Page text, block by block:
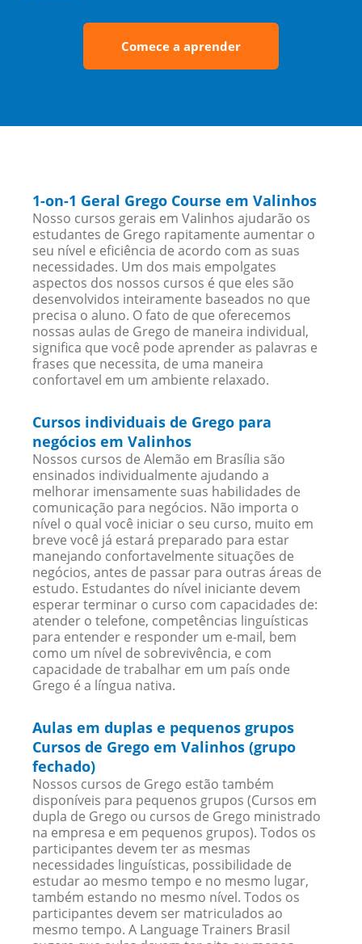
Comece a aprender
1-on-1 Geral Grego Course em Valinhos
Nosso cursos gerais em Valinhos ajudarão os
estudantes de Grego rapitamente aumentar o
seu nível e eficiência de acordo com as suas
necessidades. Um dos mais empolgates
aspectos dos nossos cursos é que eles são
desenvolvidos inteiramente baseados no que
precisa o aluno. O fato de que oferecemos
nossas aulas de Grego de maneira individual,
significa que você pode aprender as palavras e
frases que necessita, de uma maneira
confortavel em um ambiente relaxado.
Cursos individuais de Grego para
negócios em Valinhos
Nossos cursos de Alemão em Brasília são
ensinados individualmente ajudando a
melhorar imensamente suas habilidades de
comunicação para negócios. Não importa o
nível o qual você iniciar o seu curso, muito em
breve você já estará preparado para estar
manejando confortavelmente situações de
negócios, antes de passar para outras áreas de
estudo. Estudantes do nível iniciante devem
esperar terminar o curso com capacidades de:
atender o telefone, competências linguísticas
para entender e responder um e-mail, bem
como um nível de sobrevivência, e com
capacidade de trabalhar em um país onde
Grego é a língua nativa.
Aulas em duplas e pequenos grupos
Cursos de Grego em Valinhos (grupo
fechado)
Nossos cursos de Grego estão também
disponíveis para pequenos grupos (Cursos em
dupla de Grego ou cursos de Grego ministrado
na empresa e em pequenos grupos). Todos os
participantes devem ter as mesmas
necessidades linguísticas, possibilidade de
estudar ao mesmo tempo e no mesmo lugar,
também estando no mesmo nível. Todos os
participantes devem ser matriculados ao
mesmo tempo. A Language Trainers Brasil